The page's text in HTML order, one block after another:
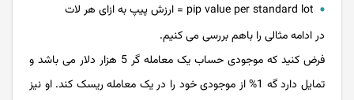
pip value per standard lot = ارزش پیپ به ازای هر لات
در ادامه مثالی را باهم بررسی می کنیم.
فرض کنید که موجودی حساب یک معامله گر 5 هزار دلار می باشد و
تمایل دارد گه 1% از موجودی خود را در یک معامله ریسک کند. او نیز